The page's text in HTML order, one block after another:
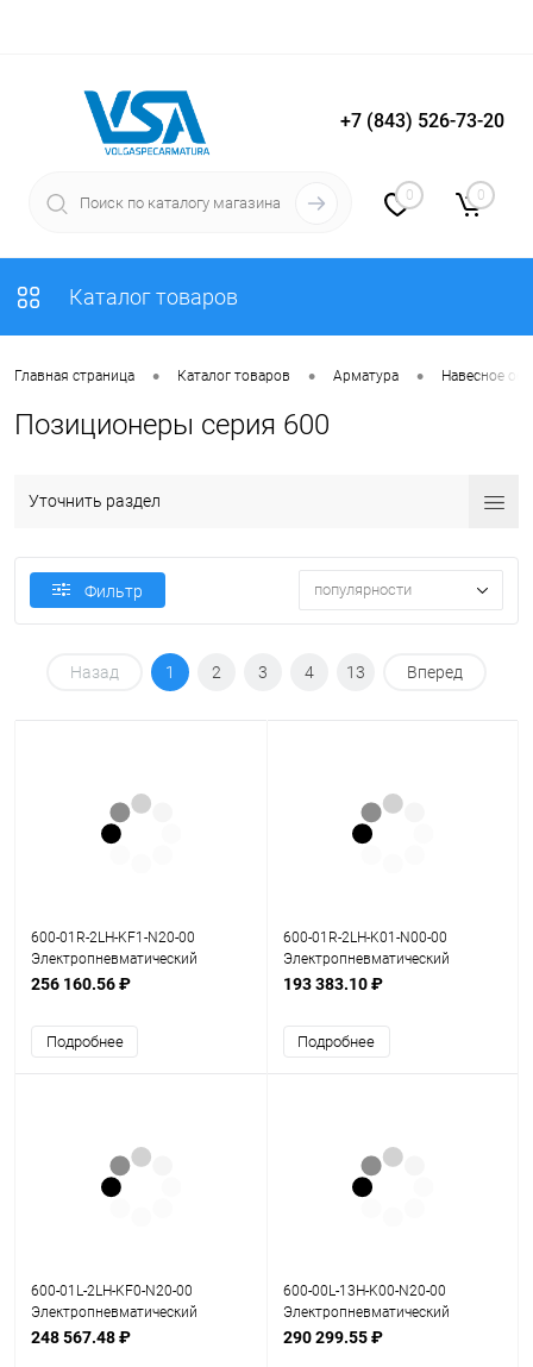
Вход Регистрация
+7 (843) 526-73-20
0 0
Каталог товаров
Главная страница • Каталог товаров • Арматура • Навесное
Позиционеры серия 600
Уточнить раздел
Фильтр популярности
Назад 1 2 3 4 13 Вперед
600-01R-2LH-KF1-N20-00
Электропневматический
позиционер серия 600
256 160.56 ₽
Подробнее
600-01R-2LH-K01-N00-00
Электропневматический
позиционер серия 600
193 383.10 ₽
Подробнее
600-01L-2LH-KF0-N20-00
Электропневматический
позиционер серия 600
248 567.48 ₽
600-00L-13H-K00-N20-00
Электропневматический
позиционер серия 600
290 299.55 ₽